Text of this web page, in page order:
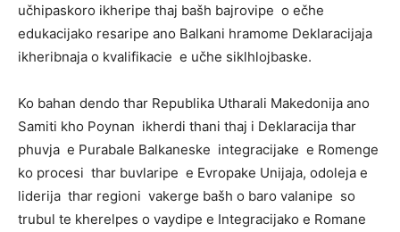
učhipaskoro ikheripe thaj bašh bajrovipe o ečhe
edukacijako resaripe ano Balkani hramome Deklaracijaja
ikheribnaja o kvalifikacie e učhe siklhlojbaske.
Ko bahan dendo thar Republika Utharali Makedonija ano
Samiti kho Poynan ikherdi thani thaj i Deklaracija thar
phuvja e Purabale Balkaneske integracijake e Romenge
ko procesi thar buvlaripe e Evropake Unijaja, odoleja e
liderija thar regioni vakerge bašh o baro valanipe so
trubul te kherelpes o vaydipe e Integracijako e Romane